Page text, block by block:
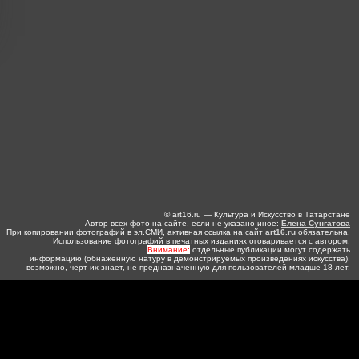
© art16.ru — Культура и Искусство в Татарстане
Автор всех фото на сайте, если не указано иное: Елена Сунгатова
При копировании фотографий в эл.СМИ, активная ссылка на сайт art16.ru обязательна.
Использование фотографий в печатных изданиях оговаривается с автором.
Внимание: отдельные публикации могут содержать
информацию (обнаженную натуру в демонстрируемых произведениях искусства),
возможно, черт их знает, не предназначенную для пользователей младше 18 лет.